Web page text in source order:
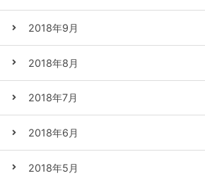
2018年9月
2018年8月
2018年7月
2018年6月
2018年5月